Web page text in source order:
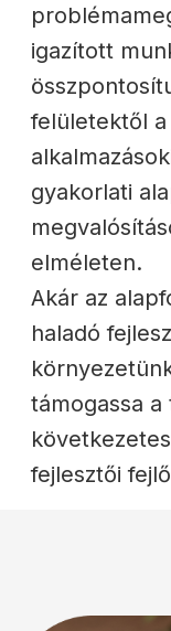
igazított
felületektől
gyakorlati
elméleten.
Akár az
haladó
támogassa a
fejlesztői